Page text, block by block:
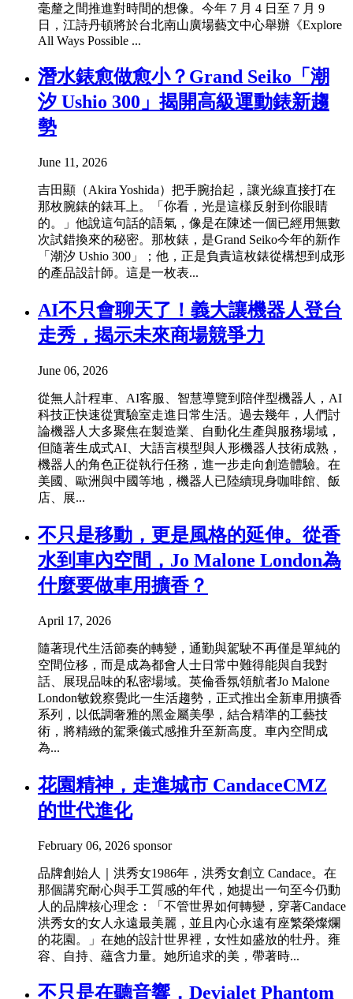
毫釐之間推進對時間的想像。今年 7 月 4 日至 7 月 9
日，江詩丹頓將於台北南山廣場藝文中心舉辦《Explore
All Ways Possible ...
潛水錶愈做愈小？Grand Seiko「潮
汐 Ushio 300」揭開高級運動錶新趨
勢
June 11, 2026
吉田顯（Akira Yoshida）把手腕抬起，讓光線直接打在
那枚腕錶的錶耳上。「你看，光是這樣反射到你眼睛
的。」他說這句話的語氣，像是在陳述一個已經用無數
次試錯換來的秘密。那枚錶，是Grand Seiko今年的新作
「潮汐 Ushio 300」；他，正是負責這枚錶從構想到成形
的產品設計師。這是一枚表...
AI不只會聊天了！義大讓機器人登台
走秀，揭示未來商場競爭力
June 06, 2026
從無人計程車、AI客服、智慧導覽到陪伴型機器人，AI
科技正快速從實驗室走進日常生活。過去幾年，人們討
論機器人大多聚焦在製造業、自動化生產與服務場域，
但隨著生成式AI、大語言模型與人形機器人技術成熟，
機器人的角色正從執行任務，進一步走向創造體驗。在
美國、歐洲與中國等地，機器人已陸續現身咖啡館、飯
店、展...
不只是移動，更是風格的延伸。從香
水到車內空間，Jo Malone London為
什麼要做車用擴香？
April 17, 2026
隨著現代生活節奏的轉變，通勤與駕駛不再僅是單純的
空間位移，而是成為都會人士日常中難得能與自我對
話、展現品味的私密場域。英倫香氛領航者Jo Malone
London敏銳察覺此一生活趨勢，正式推出全新車用擴香
系列，以低調奢雅的黑金屬美學，結合精準的工藝技
術，將精緻的駕乘儀式感推升至新高度。車內空間成
為...
花園精神，走進城市 CandaceCMZ
的世代進化
February 06, 2026 sponsor
品牌創始人｜洪秀女1986年，洪秀女創立 Candace。在
那個講究耐心與手工質感的年代，她提出一句至今仍動
人的品牌核心理念：「不管世界如何轉變，穿著Candace
洪秀女的女人永遠最美麗，並且內心永遠有座繁榮燦爛
的花園。」在她的設計世界裡，女性如盛放的牡丹。雍
容、自持、蘊含力量。她所追求的美，帶著時...
不只是在聽音響，Devialet Phantom